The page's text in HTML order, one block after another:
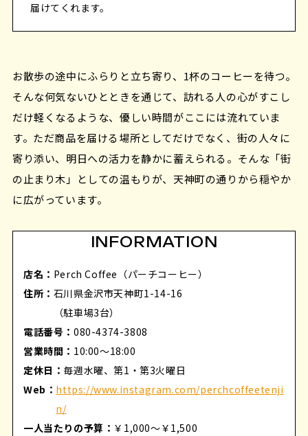
届けてくれます。
お散歩の途中にふらりと立ち寄り、1杯のコーヒーを待つ。
そんな何気ないひとときを通じて、訪れる人の心がすこし
だけ軽くなるような、優しい時間がここには流れていま
す。ただ商品を届ける場所としてだけでなく、街の人々に
寄り添い、明日への活力を静かに蓄えられる。そんな「街
の止まり木」としての温もりが、天神町の通りから穏やか
に広がっています。
INFORMATION
店名： Perch Coffee（パーチコーヒー）
住所： 石川県金沢市天神町1-14-16
（駐車場3台）
電話番号： 080-4374-3808
営業時間： 10:00〜18:00
定休日： 毎週水曜、第1・第3火曜日
Web： https://www.instagram.com/perchcoffeetenji
n/
一人当たりの予算： ￥1,000～￥1,500